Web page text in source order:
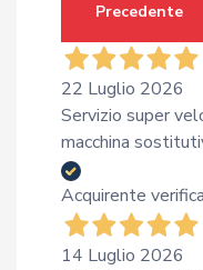
Precedente
22 Luglio 2026
Servizio super
macchina
Acquirente
14 Luglio 2026